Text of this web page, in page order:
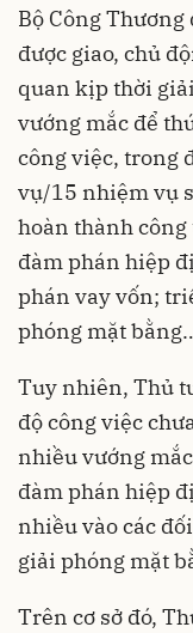
Bộ Công
được giao, chủ
quan kịp thời
vướng mắc để
công việc, trong
vụ/15 nhiệm vụ
hoàn thành công
đàm phán hiệp
phán vay vốn;
phóng mặt
Tuy nhiên, Thủ
độ công việc
nhiều vướng
đàm phán hiệp
nhiều vào các
giải phóng mặt
Trên cơ sở đó,